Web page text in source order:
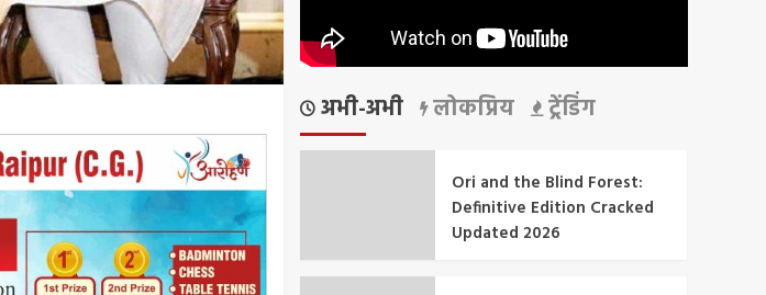
अभी-अभी लोकप्रिय ट्रेंडिंग
Ori and the Blind Forest:
Definitive Edition Cracked
Updated 2026